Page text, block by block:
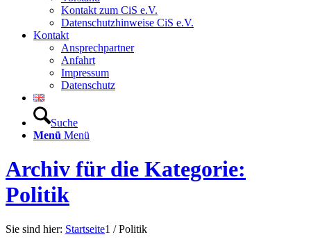
Kontakt zum CiS e.V.
Datenschutzhinweise CiS e.V.
Kontakt
Ansprechpartner
Anfahrt
Impressum
Datenschutz
Suche
Menü Menü
Archiv für die Kategorie:
Politik
Sie sind hier: Startseite1 / Politik